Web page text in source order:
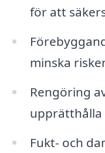
för att
minska
Rengöring
upprätthålla
Fukt- och